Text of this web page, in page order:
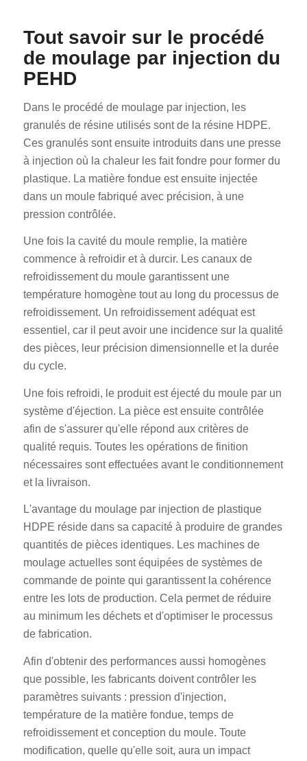
Tout savoir sur le procédé
de moulage par injection du
PEHD
Dans le procédé de moulage par injection, les
granulés de résine utilisés sont de la résine HDPE.
Ces granulés sont ensuite introduits dans une presse
à injection où la chaleur les fait fondre pour former du
plastique. La matière fondue est ensuite injectée
dans un moule fabriqué avec précision, à une
pression contrôlée.
Une fois la cavité du moule remplie, la matière
commence à refroidir et à durcir. Les canaux de
refroidissement du moule garantissent une
température homogène tout au long du processus de
refroidissement. Un refroidissement adéquat est
essentiel, car il peut avoir une incidence sur la qualité
des pièces, leur précision dimensionnelle et la durée
du cycle.
Une fois refroidi, le produit est éjecté du moule par un
système d'éjection. La pièce est ensuite contrôlée
afin de s'assurer qu'elle répond aux critères de
qualité requis. Toutes les opérations de finition
nécessaires sont effectuées avant le conditionnement
et la livraison.
L'avantage du moulage par injection de plastique
HDPE réside dans sa capacité à produire de grandes
quantités de pièces identiques. Les machines de
moulage actuelles sont équipées de systèmes de
commande de pointe qui garantissent la cohérence
entre les lots de production. Cela permet de réduire
au minimum les déchets et d'optimiser le processus
de fabrication.
Afin d'obtenir des performances aussi homogènes
que possible, les fabricants doivent contrôler les
paramètres suivants : pression d'injection,
température de la matière fondue, temps de
refroidissement et conception du moule. Toute
modification, quelle qu'elle soit, aura un impact